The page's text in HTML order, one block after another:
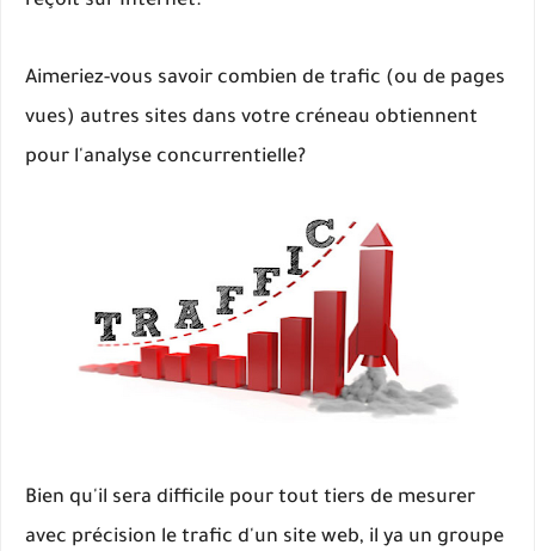
Aimeriez-vous savoir combien de trafic (ou de pages
vues) autres sites dans votre créneau obtiennent
pour l'analyse concurrentielle?
Bien qu'il sera difficile pour tout tiers de mesurer
avec précision le trafic d'un site web, il ya un groupe